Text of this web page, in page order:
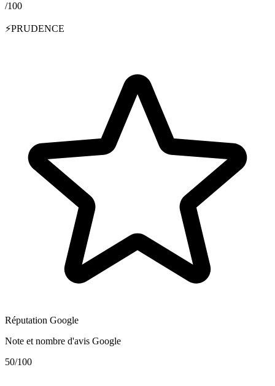
/100
⚡PRUDENCE
Réputation Google
Note et nombre d'avis Google
50/100